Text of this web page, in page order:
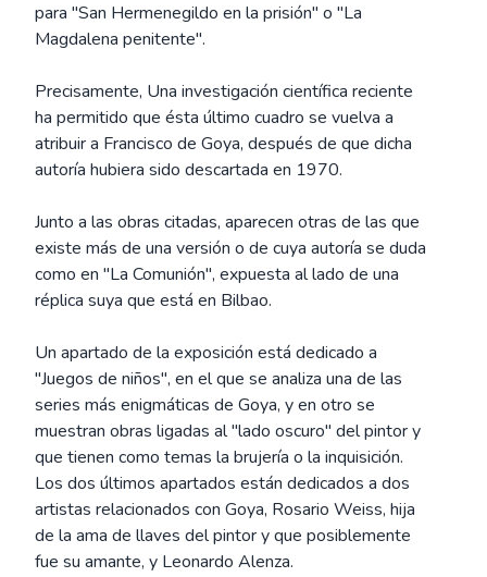
para "San Hermenegildo en la prisión" o "La
Magdalena penitente".
Precisamente, Una investigación científica reciente
ha permitido que ésta último cuadro se vuelva a
atribuir a Francisco de Goya, después de que dicha
autoría hubiera sido descartada en 1970.
Junto a las obras citadas, aparecen otras de las que
existe más de una versión o de cuya autoría se duda
como en "La Comunión", expuesta al lado de una
réplica suya que está en Bilbao.
Un apartado de la exposición está dedicado a
"Juegos de niños", en el que se analiza una de las
series más enigmáticas de Goya, y en otro se
muestran obras ligadas al "lado oscuro" del pintor y
que tienen como temas la brujería o la inquisición.
Los dos últimos apartados están dedicados a dos
artistas relacionados con Goya, Rosario Weiss, hija
de la ama de llaves del pintor y que posiblemente
fue su amante, y Leonardo Alenza.